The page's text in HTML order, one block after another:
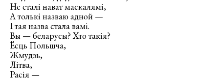
Не сталі нават маскалямі,
А толькі назваю адной —
І тая назва стала вамі.
Вы — беларусы? Хто такія?
Ёсць Польшча,
Жмудзь,
Літва,
Расія —